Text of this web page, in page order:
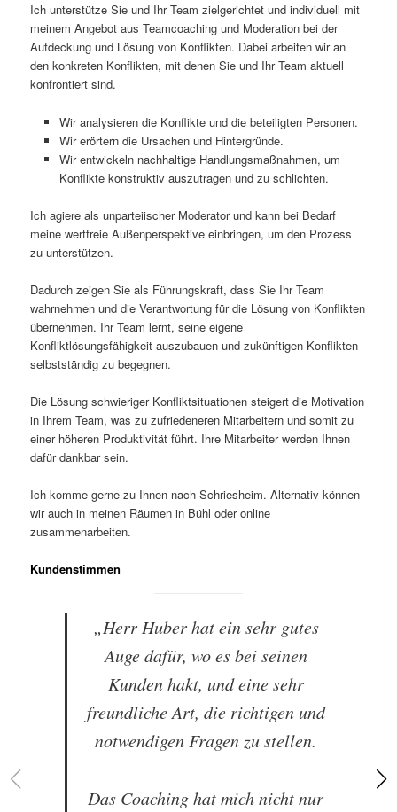
Ich unterstütze Sie und Ihr Team zielgerichtet und individuell mit
meinem Angebot aus Teamcoaching und Moderation bei der
Aufdeckung und Lösung von Konflikten. Dabei arbeiten wir an
den konkreten Konflikten, mit denen Sie und Ihr Team aktuell
konfrontiert sind.
Wir analysieren die Konflikte und die beteiligten Personen.
Wir erörtern die Ursachen und Hintergründe.
Wir entwickeln nachhaltige Handlungsmaßnahmen, um
Konflikte konstruktiv auszutragen und zu schlichten.
Ich agiere als unparteiischer Moderator und kann bei Bedarf
meine wertfreie Außenperspektive einbringen, um den Prozess
zu unterstützen.
Dadurch zeigen Sie als Führungskraft, dass Sie Ihr Team
wahrnehmen und die Verantwortung für die Lösung von Konflikten
übernehmen. Ihr Team lernt, seine eigene
Konfliktlösungsfähigkeit auszubauen und zukünftigen Konflikten
selbstständig zu begegnen.
Die Lösung schwieriger Konfliktsituationen steigert die Motivation
in Ihrem Team, was zu zufriedeneren Mitarbeitern und somit zu
einer höheren Produktivität führt. Ihre Mitarbeiter werden Ihnen
dafür dankbar sein.
Ich komme gerne zu Ihnen nach Schriesheim. Alternativ können
wir auch in meinen Räumen in Bühl oder online
zusammenarbeiten.
Kundenstimmen
„Herr Huber hat ein sehr gutes
Auge dafür, wo es bei seinen
Kunden hakt, und eine sehr
freundliche Art, die richtigen und
notwendigen Fragen zu stellen.
Das Coaching hat mich nicht nur